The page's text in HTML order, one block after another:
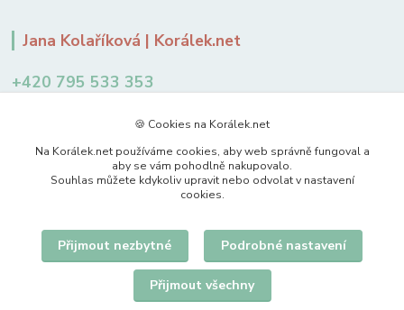
Jana Kolaříková | Korálek.net
+420 795 533 353
Upravit sběr cookies.
🍪 Cookies na Korálek.net
Na Korálek.net používáme cookies, aby web správně fungoval a
aby se vám pohodlně nakupovalo.
Souhlas můžete kdykoliv upravit nebo odvolat v nastavení
cookies.
Přijmout nezbytné Podrobné nastavení
Přijmout všechny